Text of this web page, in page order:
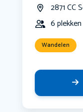
2871 CC
6
Wandelen